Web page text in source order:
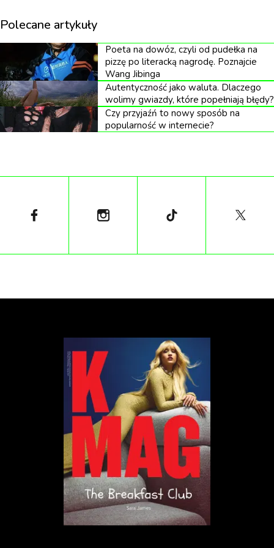
będzie odpowiedzialna za regulację emocjonalną, to
jak poradzi sobie, gdy to ona będzie potrzebować
wsparcia?
Niewidzialna praca
Socjolożka Arlie Hochschild zdefiniowała pracę
i uśmiechnięta, niezależnie od sytuacji i emocji, które
pracowników. Ich ciało pamiętało napięcie związane
innych nieprzyjemnych sytuacji.
Stewardessy nie są jednak przedstawicielkami
jedynego zawodu, dla którego kluczowe jest
trzymanie emocji na wodzy – jest to podstawa
całego segmentu usługowego.
To zjawisko ma też miejsce w naszych relacjach –
przede wszystkim gdy podział emocjonalnego
wsparcia nie jest równomierny. A gdy wpadniemy w
ten schemat, stanie się on samonakręcającą się
Polecane artykuły
Poeta na dowóz, czyli od pudełka na
pizzę po literacką nagrodę. Poznajcie
Wang Jibinga
Autentyczność jako waluta. Dlaczego
wolimy gwiazdy, które popełniają błędy?
Czy przyjaźń to nowy sposób na
popularność w internecie?